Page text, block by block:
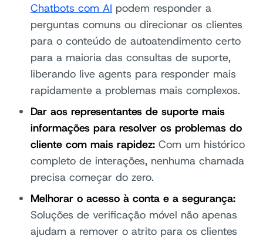
Chatbots com AI podem responder a
perguntas comuns ou direcionar os clientes
para o conteúdo de autoatendimento certo
para a maioria das consultas de suporte,
liberando live agents para responder mais
rapidamente a problemas mais complexos.
Dar aos representantes de suporte mais
informações para resolver os problemas do
cliente com mais rapidez: Com um histórico
completo de interações, nenhuma chamada
precisa começar do zero.
Melhorar o acesso à conta e a segurança:
Soluções de verificação móvel não apenas
ajudam a remover o atrito para os clientes